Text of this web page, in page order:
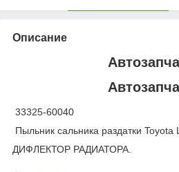
Описание
33325-60040
Пыльник сальника раздатки Toyota
ДИФЛЕКТОР РАДИАТОРА.